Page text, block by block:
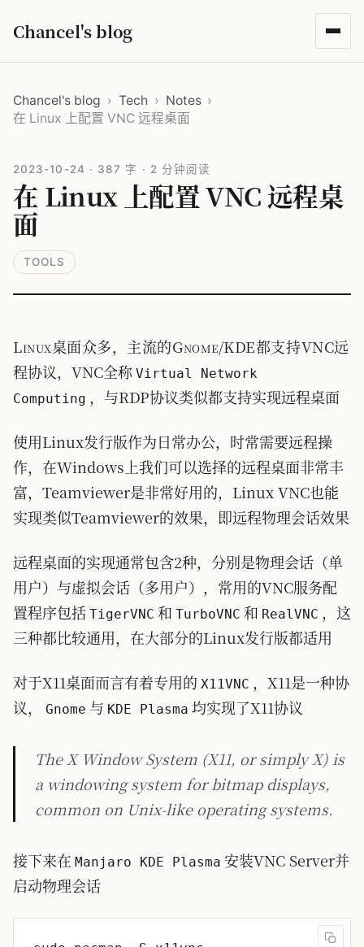
Chancel's blog
Chancel's blog › Tech › Notes ›
在 Linux 上配置 VNC 远程桌面
2023-10-24 · 387 字 · 2 分钟阅读
在 Linux 上配置 VNC 远程桌
面
TOOLS
Linux桌面众多，主流的Gnome/KDE都支持VNC远
程协议，VNC全称 Virtual Network
Computing ，与RDP协议类似都支持实现远程桌面
使用Linux发行版作为日常办公，时常需要远程操
作，在Windows上我们可以选择的远程桌面非常丰
富，Teamviewer是非常好用的，Linux VNC也能
实现类似Teamviewer的效果，即远程物理会话效果
远程桌面的实现通常包含2种，分别是物理会话（单
用户）与虚拟会话（多用户），常用的VNC服务配
置程序包括 TigerVNC 和 TurboVNC 和 RealVNC ，这
三种都比较通用，在大部分的Linux发行版都适用
对于X11桌面而言有着专用的 X11VNC ，X11是一种协
议，
Gnome 与 KDE Plasma 均实现了X11协议
The X Window System (X11, or simply X) is
a windowing system for bitmap displays,
common on Unix-like operating systems.
接下来在 Manjaro KDE Plasma 安装VNC Server并
启动物理会话